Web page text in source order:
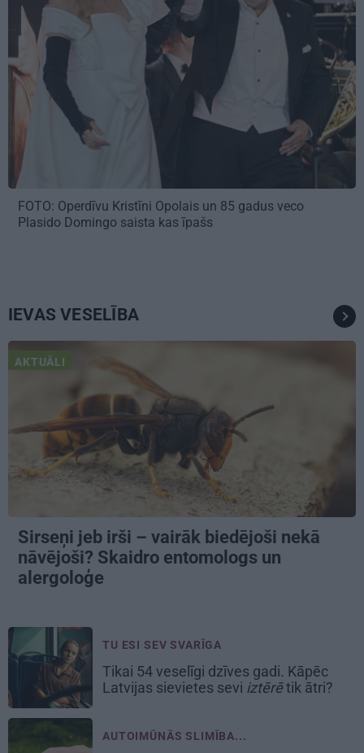
FOTO: Operdīvu Kristīni Opolais un 85 gadus veco
Plasido Domingo saista kas īpašs
IEVAS VESELĪBA
AKTUĀLI
Sirseņi jeb irši – vairāk biedējoši nekā
nāvējoši? Skaidro entomologs un
alergoloģe
TU ESI SEV SVARĪGA
Tikai 54 veselīgi dzīves gadi. Kāpēc
Latvijas sievietes sevi iztērētik ātri?
AUTOIMŪNĀS SLIMĪBA...